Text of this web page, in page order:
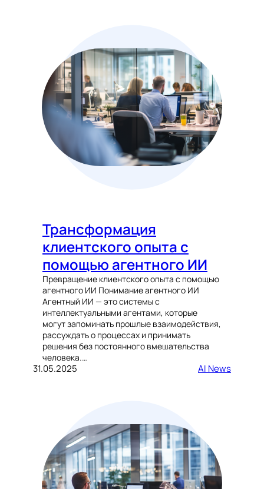
Трансформация
клиентского опыта с
помощью агентного ИИ
Превращение клиентского опыта с помощью
агентного ИИ Понимание агентного ИИ
Агентный ИИ — это системы с
интеллектуальными агентами, которые
могут запоминать прошлые взаимодействия,
рассуждать о процессах и принимать
решения без постоянного вмешательства
человека.…
31.05.2025 AI News